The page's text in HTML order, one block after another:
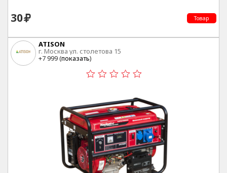
30 Товар
ATISON
г. Москва ул. столетова 15
+7 999 (показать)